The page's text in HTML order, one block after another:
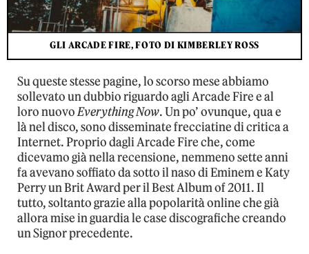
GLI ARCADE FIRE, FOTO DI KIMBERLEY ROSS
Su queste stesse pagine, lo scorso mese abbiamo
sollevato un dubbio riguardo agli Arcade Fire e al
loro nuovoEverything Now. Un po’ ovunque, qua e
là nel disco, sono disseminate frecciatine di critica a
Internet. Proprio dagli Arcade Fire che, come
dicevamo già nella recensione, nemmeno sette anni
fa avevano soffiato da sotto il naso di Eminem e Katy
Perry un Brit Award per il Best Album of 2011. Il
tutto, soltanto grazie alla popolarità online che già
allora mise in guardia le case discografiche creando
un Signor precedente.